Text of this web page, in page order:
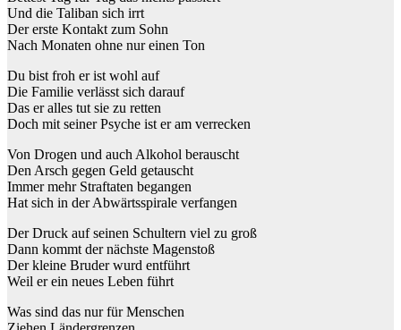
Und die Taliban sich irrt
Der erste Kontakt zum Sohn
Nach Monaten ohne nur einen Ton
Du bist froh er ist wohl auf
Die Familie verlässt sich darauf
Das er alles tut sie zu retten
Doch mit seiner Psyche ist er am verrecken
Von Drogen und auch Alkohol berauscht
Den Arsch gegen Geld getauscht
Immer mehr Straftaten begangen
Hat sich in der Abwärtsspirale verfangen
Der Druck auf seinen Schultern viel zu groß
Dann kommt der nächste Magenstoß
Der kleine Bruder wurd entführt
Weil er ein neues Leben führt
Was sind das nur für Menschen